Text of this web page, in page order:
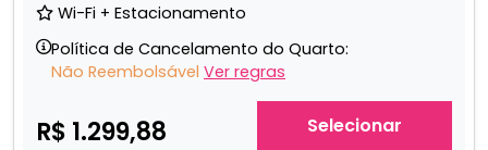
Wi-Fi + Estacionamento
Política de Cancelamento do Quarto:
Não Reembolsável Ver regras
R$ 1.299,88 Selecionar